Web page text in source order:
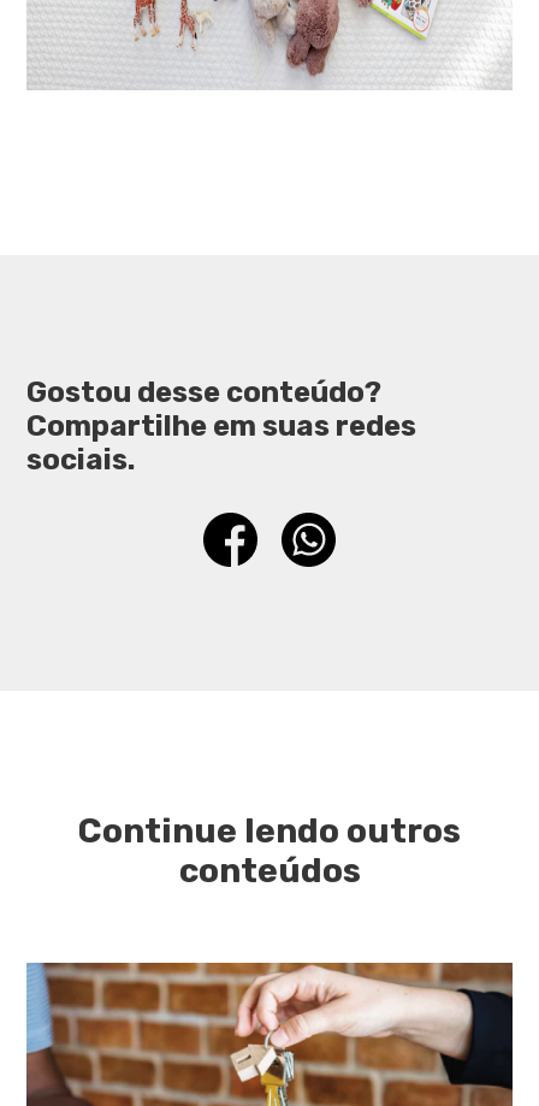
Gostou desse conteúdo?
Compartilhe em suas redes
sociais.
Continue lendo outros
conteúdos